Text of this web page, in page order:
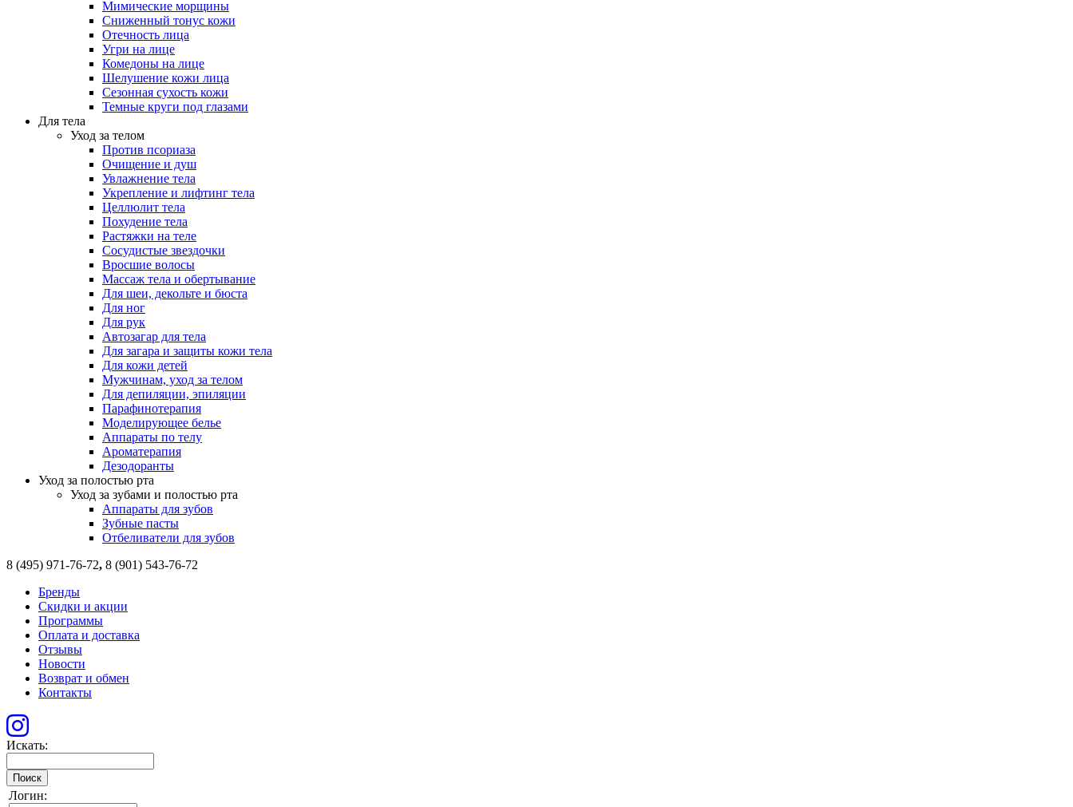
Мимические морщины
Сниженный тонус кожи
Отечность лица
Угри на лице
Комедоны на лице
Шелушение кожи лица
Сезонная сухость кожи
Темные круги под глазами
Для тела
Уход за телом
Против псориаза
Очищение и душ
Увлажнение тела
Укрепление и лифтинг тела
Целлюлит тела
Похудение тела
Растяжки на теле
Сосудистые звездочки
Вросшие волосы
Массаж тела и обертывание
Для шеи, декольте и бюста
Для ног
Для рук
Автозагар для тела
Для загара и защиты кожи тела
Для кожи детей
Мужчинам, уход за телом
Для депиляции, эпиляции
Парафинотерапия
Моделирующее белье
Аппараты по телу
Ароматерапия
Дезодоранты
Уход за полостью рта
Уход за зубами и полостью рта
Аппараты для зубов
Зубные пасты
Отбеливатели для зубов
8 (495) 971-76-72, 8 (901) 543-76-72
Бренды
Скидки и акции
Программы
Оплата и доставка
Отзывы
Новости
Возврат и обмен
Контакты
Искать:
Поиск
Логин: